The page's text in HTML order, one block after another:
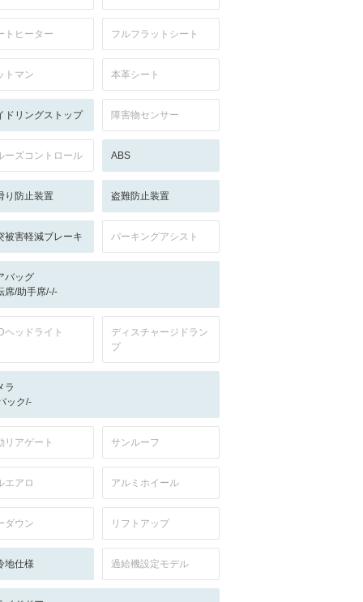
トヒーター フルフラットシート
トマン 本革シート
ドリングストップ 障害物センサー
ーズコントロール ABS
り防止装置 盗難防止装置
被害軽減ブレーキ パーキングアシスト
バッグ
席/助手席/-/-
ヘッドライト
ディスチャージドラン
プ
ラ
ック/-
リアゲート サンルーフ
エアロ アルミホイール
ダウン リフトアップ
地仕様 過給機設定モデル